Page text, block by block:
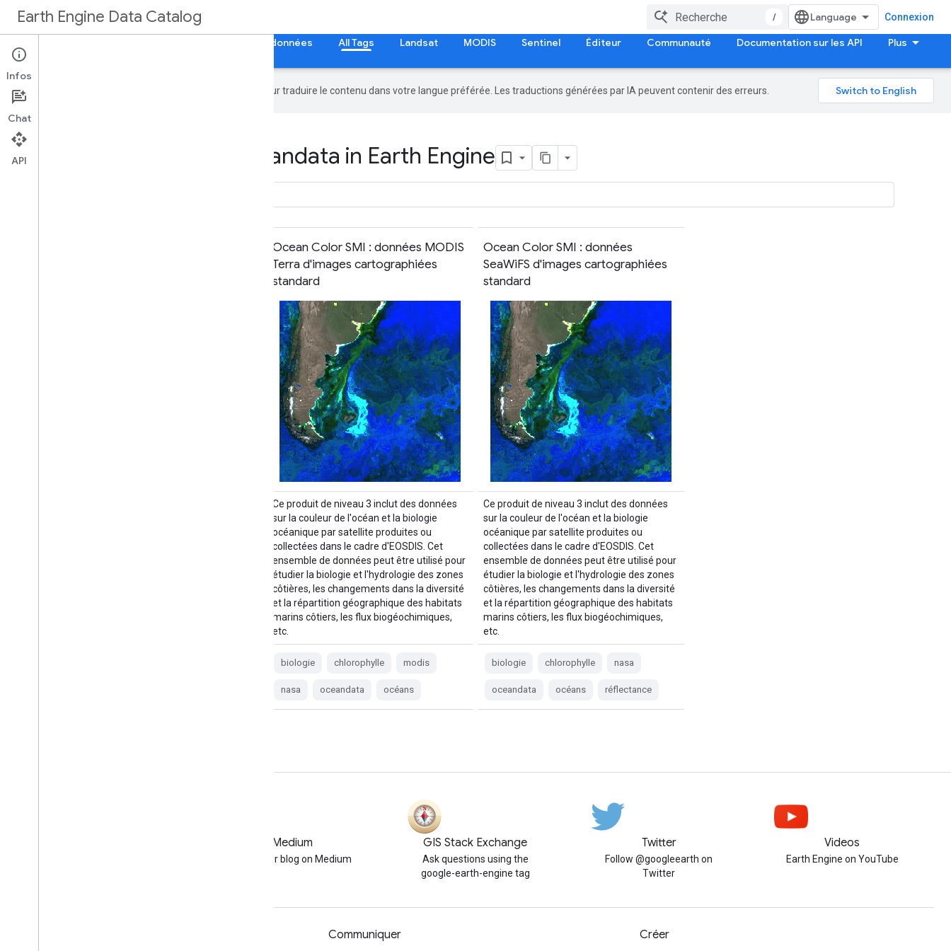
Earth Engine Data Catalog / Connexion
Tous les ensembles de données All Tags Landsat MODIS Sentinel Éditeur Communauté Documentation sur les API Plus
Google utilise la technologie IA pour traduire le contenu dans votre langue préférée. Les traductions générées par IA peuvent contenir des erreurs.
Datasets tagged oceandata in Earth Engine
Ocean Color SMI : données MODIS
Terra d'images cartographiées
standard
Ce produit de niveau 3 inclut des données
sur la couleur de l'océan et la biologie
océanique par satellite produites ou
collectées dans le cadre d'EOSDIS. Cet
ensemble de données peut être utilisé pour
étudier la biologie et l'hydrologie des zones
côtières, les changements dans la diversité
et la répartition géographique des habitats
marins côtiers, les flux biogéochimiques,
etc.
biologie chlorophylle modis
nasa oceandata océans
Ocean Color SMI : données
SeaWiFS d'images cartographiées
standard
Ce produit de niveau 3 inclut des données
sur la couleur de l'océan et la biologie
océanique par satellite produites ou
collectées dans le cadre d'EOSDIS. Cet
ensemble de données peut être utilisé pour
étudier la biologie et l'hydrologie des zones
côtières, les changements dans la diversité
et la répartition géographique des habitats
marins côtiers, les flux biogéochimiques,
etc.
biologie chlorophylle nasa
oceandata océans réflectance
Medium
Follow our blog on Medium
GIS Stack Exchange
Ask questions using the
google-earth-engine tag
Twitter
Follow @googleearth on
Twitter
Videos
Earth Engine on YouTube
Communiquer Créer
Infos
Chat
API